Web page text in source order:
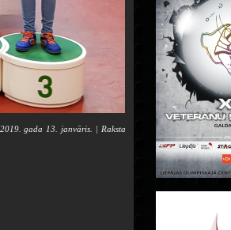
gada 13. janvāris. | Raksta